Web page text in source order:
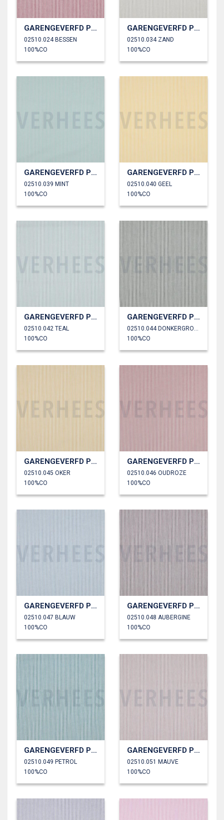
GARENGEVERFD POPLIN STREPEN 3MM
02510.024 BESSEN
100%CO
GARENGEVERFD POPLIN STREPEN 3MM
02510.034 ZAND
100%CO
GARENGEVERFD POPLIN STREPEN 3MM
02510.039 MINT
100%CO
GARENGEVERFD POPLIN STREPEN 3MM
02510.040 GEEL
100%CO
GARENGEVERFD POPLIN STREPEN 3MM
02510.042 TEAL
100%CO
GARENGEVERFD POPLIN STREPEN 3MM
02510.044 DONKERGROEN
100%CO
GARENGEVERFD POPLIN STREPEN 3MM
02510.045 OKER
100%CO
GARENGEVERFD POPLIN STREPEN 3MM
02510.046 OUDROZE
100%CO
GARENGEVERFD POPLIN STREPEN 3MM
02510.047 BLAUW
100%CO
GARENGEVERFD POPLIN STREPEN 3MM
02510.048 AUBERGINE
100%CO
GARENGEVERFD POPLIN STREPEN 3MM
02510.049 PETROL
100%CO
GARENGEVERFD POPLIN STREPEN 3MM
02510.051 MAUVE
100%CO